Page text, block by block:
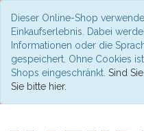
Dieser Online-Shop
Einkaufserlebnis. Dabei
Informationen oder die
gespeichert. Ohne Cookies
Shops eingeschränkt. Sind
Sie bitte hier.